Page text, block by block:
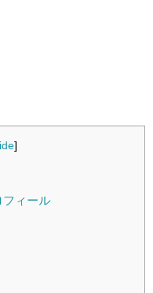
]
フィール